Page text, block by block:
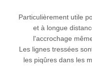
Particulièrement utile
et à longue
l'accrochage
Les lignes tressées
les piqûres dans les